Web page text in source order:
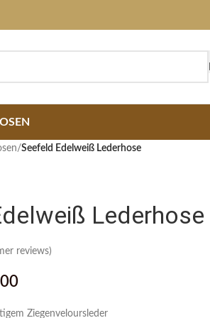
/Seefeld Edelweiß Lederhose
Lederhose
reviews)
Ziegenveloursleder